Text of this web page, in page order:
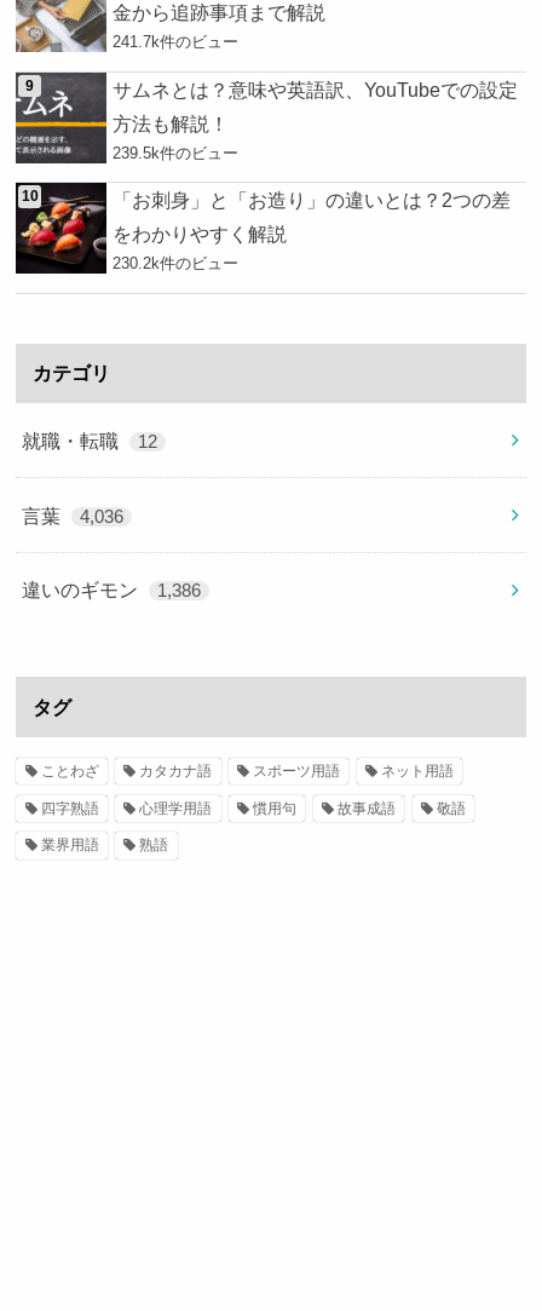
金から追跡事項まで解説
241.7k件のビュー
サムネとは？意味や英語訳、YouTubeでの設定
方法も解説！
239.5k件のビュー
「お刺身」と「お造り」の違いとは？2つの差
をわかりやすく解説
230.2k件のビュー
カテゴリ
就職・転職 12
言葉 4,036
違いのギモン 1,386
タグ
ことわざ カタカナ語 スポーツ用語 ネット用語
四字熟語 心理学用語 慣用句 故事成語 敬語
業界用語 熟語